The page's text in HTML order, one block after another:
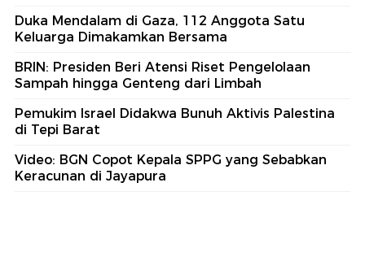
Duka Mendalam di Gaza, 112 Anggota Satu
Keluarga Dimakamkan Bersama
BRIN: Presiden Beri Atensi Riset Pengelolaan
Sampah hingga Genteng dari Limbah
Pemukim Israel Didakwa Bunuh Aktivis Palestina
di Tepi Barat
Video: BGN Copot Kepala SPPG yang Sebabkan
Keracunan di Jayapura